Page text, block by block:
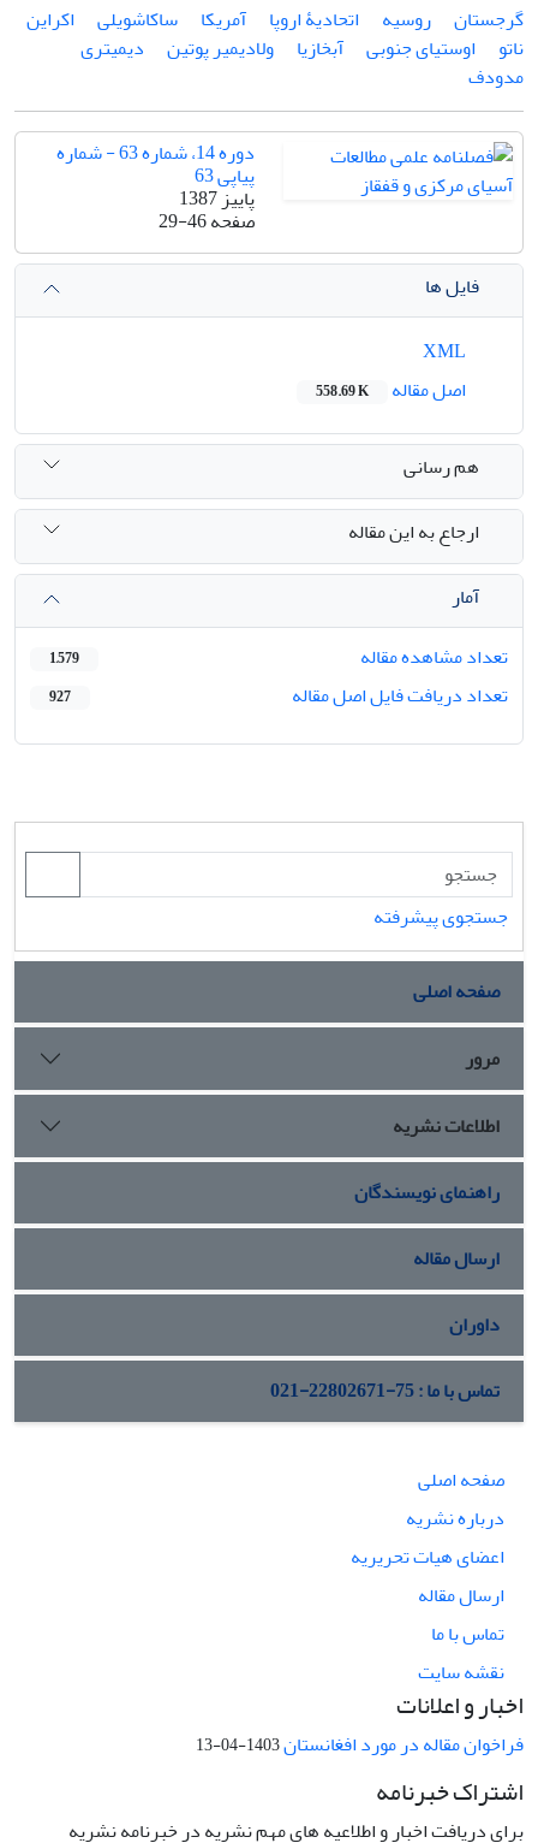
گرجستان
روسیه اتحادیۀ اروپا آمریکا ساکاشویلی
اکراین
ناتو
اوستیای جنوبی آبخازیا ولادیمیر پوتین
دیمیتری
مدودف
دوره 14، شماره 63 - شماره
پیاپی 63
پاییز 1387
صفحه29-46
فایل ها
اصل مقاله
558.69 K
هم رسانی
ارجاع به این مقاله
آمار
تعداد مشاهده مقاله
1,579
تعداد دریافت فایل اصل مقاله 927
جستجوی پیشرفته
صفحه اصلی
مرور
اطلاعات نشریه
راهنمای نویسندگان
ارسال مقاله
داوران
تماس با ما : 75-22802671-021
صفحه اصلی
درباره نشریه
اعضای هیات تحریریه
ارسال مقاله
تماس با ما
نقشه سایت
اخبار و اعلانات
فراخوان مقاله در مورد افغانستان1403-04-13
اشتراک خبرنامه
برای دریافت اخبار و اطلاعیه های مهم نشریه در خبرنامه نشریه